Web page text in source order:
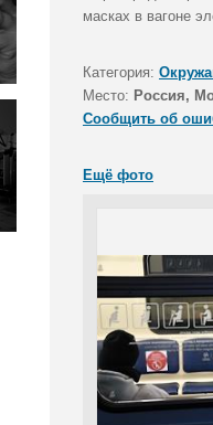
масках в вагоне
Категория:
Место: Россия,
Сообщить об
Ещё фото